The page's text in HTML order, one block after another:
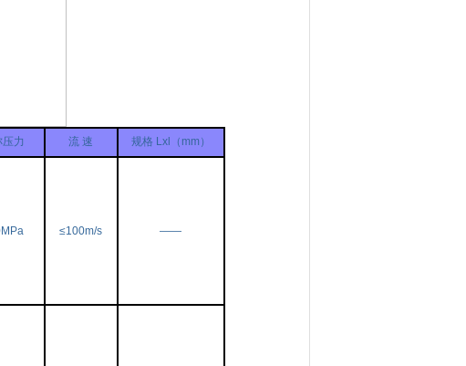
力 流 速 规格 Lxl（mm）
≤100m/s ——